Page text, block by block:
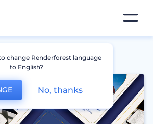
change Renderforest language
to English?
No, thanks